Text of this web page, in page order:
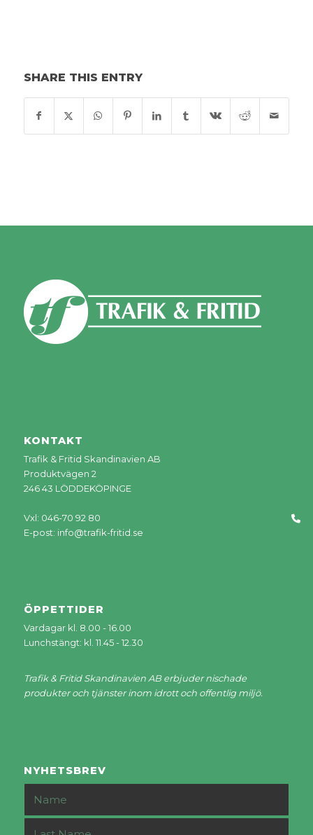
SHARE THIS ENTRY
KONTAKT
Trafik & Fritid Skandinavien AB
Produktvägen 2
246 43 LÖDDEKÖPINGE
Vxl: 046-70 92 80
E-post: info@trafik-fritid.se
ÖPPETTIDER
Vardagar kl. 8.00 - 16.00
Lunchstängt: kl. 11.45 - 12.30
Trafik & Fritid Skandinavien AB erbjuder nischade
produkter och tjänster inom idrott och offentlig miljö.
NYHETSBREV